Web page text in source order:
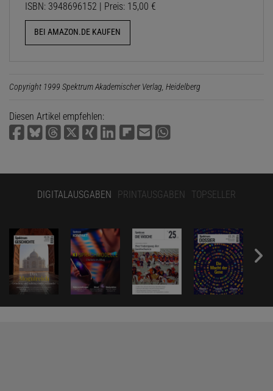
ISBN: 3948696152 | Preis: 15,00 €
BEI AMAZON.DE KAUFEN
Copyright 1999 Spektrum Akademischer Verlag, Heidelberg
Diesen Artikel empfehlen:
DIGITALAUSGABEN PRINTAUSGABEN TOPSELLER